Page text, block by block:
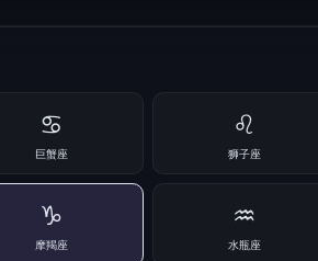
♋
巨蟹座
♌
狮子座
♑
摩羯座
♒
水瓶座